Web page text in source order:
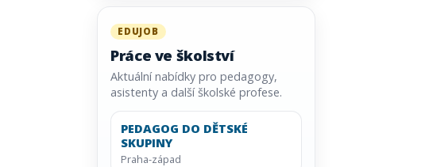
EDUJOB
Práce ve školství
Aktuální nabídky pro pedagogy,
asistenty a další školské profese.
PEDAGOG DO DĚTSKÉ
SKUPINY
Praha-západ